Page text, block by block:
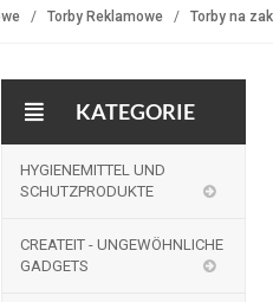
Torby Reklamowe Torby na
KATEGORIE
HYGIENEMITTEL UND
SCHUTZPRODUKTE
CREATEIT - UNGEWÖHNLICHE
GADGETS